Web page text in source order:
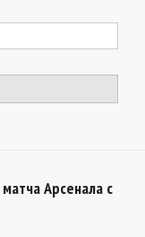
Арсенала с